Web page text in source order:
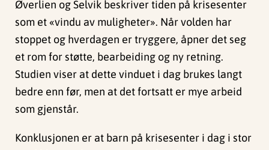
Øverlien og Selvik beskriver tiden på krisesenter
som et «vindu av muligheter». Når volden har
stoppet og hverdagen er tryggere, åpner det seg
et rom for støtte, bearbeiding og ny retning.
Studien viser at dette vinduet i dag brukes langt
bedre enn før, men at det fortsatt er mye arbeid
som gjenstår.
Konklusjonen er at barn på krisesenter i dag i stor